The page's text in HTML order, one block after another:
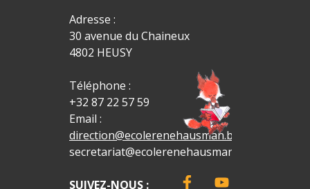
Adresse :
30 avenue du Chaineux
4802 HEUSY
Téléphone :
+32 87 22 57 59
Email :
direction@ecolerenehausman.be
secretariat@ecolerenehausman.be
SUIVEZ-NOUS :